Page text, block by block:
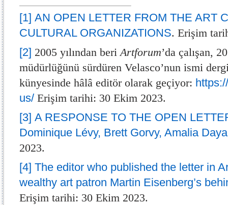
[1] AN OPEN LETTER FROM THE ART
CULTURAL ORGANIZATIONS. Erişim
[2] 2005 yılından beriArtforum’da çalışan,
müdürlüğünü sürdüren Velasco’nun ismi
künyesinde hâlâ editör olarak geçiyor:
us/ Erişim tarihi: 30 Ekim 2023.
[3] A RESPONSE TO THE OPEN
Dominique Lévy, Brett Gorvy, Amalia
2023.
[4] The editor who published the letter in
wealthy art patron Martin Eisenberg’s
Erişim tarihi: 30 Ekim 2023.